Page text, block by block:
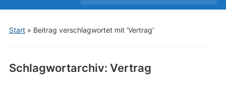
menu
Start» Beitrag verschlagwortet mit 'Vertrag'
Schlagwortarchiv: Vertrag